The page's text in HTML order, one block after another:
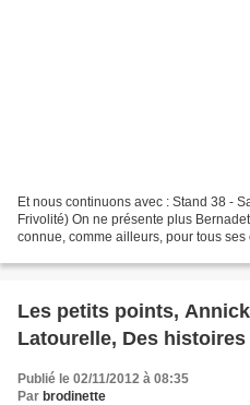
Et nous continuons avec : Stand 38 -
Frivolité) On ne présente plus
connue, comme ailleurs, pour tous ses
Les petits points,
Latourelle, Des
Publié le 02/11/2012 à 08:35
Par brodinette